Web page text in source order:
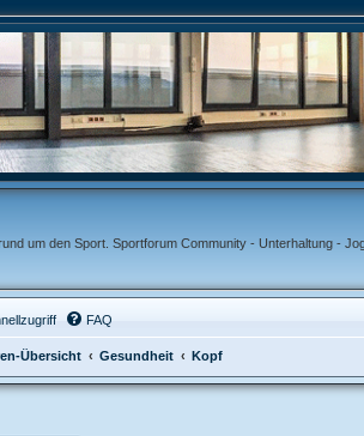
um den Sport. Sportforum Community - Unterhaltung -
FAQ
Übersicht Gesundheit Kopf